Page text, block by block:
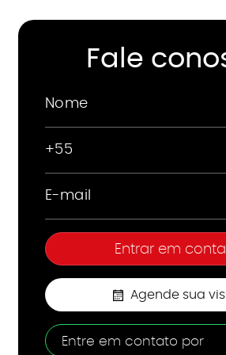
Fale
Agende sua
Entre em contato por